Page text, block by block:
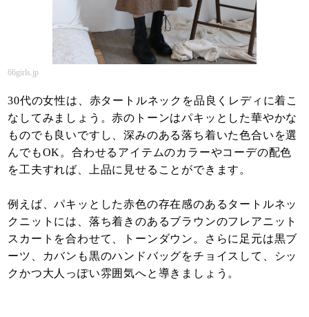
66girls.jp
30代の女性は、赤タートルネックを品良くレディに着こ
なしてみましょう。赤のトーンはパキッとした華やかな
ものでも良いですし、深みのある落ち着いた色合いを選
んでもOK。合わせるアイテムのカラーやコーデの配色
を工夫すれば、上品に見せることができます。
例えば、パキッとした赤色の存在感のあるタートルネッ
クニットには、落ち着きのあるブラウンのフレアニット
スカートを合わせて、トーンダウン。さらに足元は黒ブ
ーツ、カバンも黒のハンドバッグをチョイスして、シッ
クかつ大人っぽい雰囲気へと導きましょう。